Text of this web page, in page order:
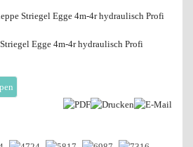
Striegel Egge 4m-4r hydraulisch Profi
Egge 4m-4r hydraulisch Profi